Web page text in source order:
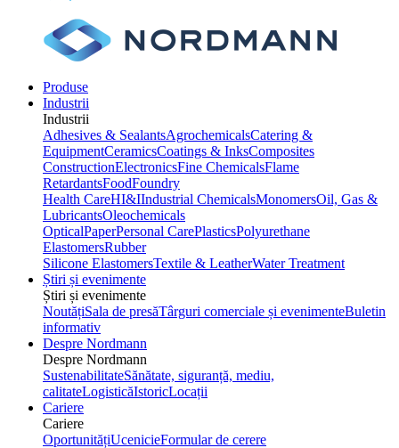
Produse
Industrii
Industrii
Adhesives & SealantsAgrochemicalsCatering &
EquipmentCeramicsCoatings & InksComposites
ConstructionElectronicsFine ChemicalsFlame
RetardantsFoodFoundry
Health CareHI&IIndustrial ChemicalsMonomersOil, Gas &
LubricantsOleochemicals
OpticalPaperPersonal CarePlasticsPolyurethane
ElastomersRubber
Silicone ElastomersTextile & LeatherWater Treatment
Știri și evenimente
Știri și evenimente
NoutățiSala de presăTârguri comerciale și evenimenteBuletin
informativ
Despre Nordmann
Despre Nordmann
SustenabilitateSănătate, siguranță, mediu,
calitateLogisticăIstoricLocații
Cariere
Cariere
OportunitățiUcenicieFormular de cerere